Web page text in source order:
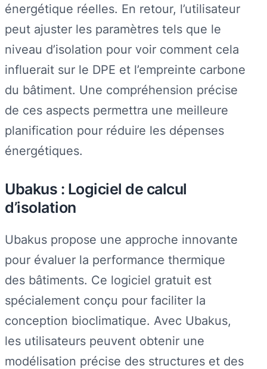
énergétique réelles. En retour, l’utilisateur
peut ajuster les paramètres tels que le
niveau d’isolation pour voir comment cela
influerait sur le DPE et l’empreinte carbone
du bâtiment. Une compréhension précise
de ces aspects permettra une meilleure
planification pour réduire les dépenses
énergétiques.
Ubakus : Logiciel de calcul
d’isolation
Ubakus propose une approche innovante
pour évaluer la performance thermique
des bâtiments. Ce logiciel gratuit est
spécialement conçu pour faciliter la
conception bioclimatique. Avec Ubakus,
les utilisateurs peuvent obtenir une
modélisation précise des structures et des